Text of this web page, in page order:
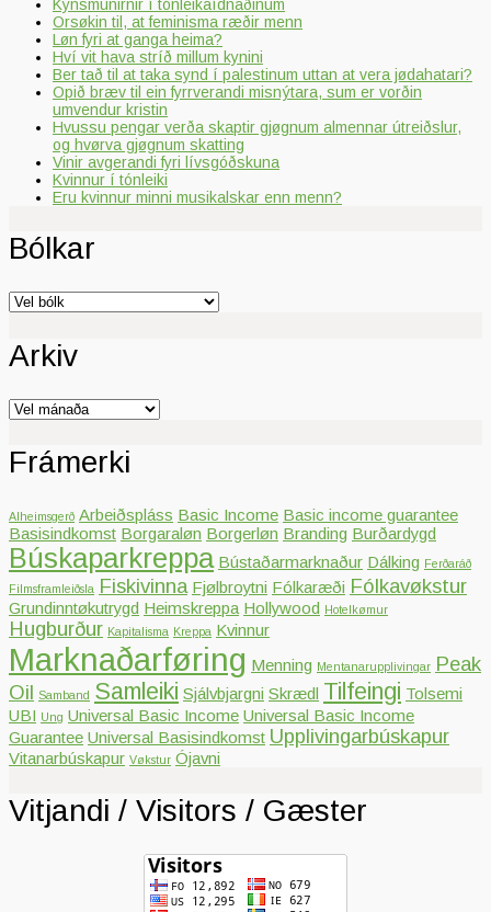
Kynsmunirnir í tónleikaídnaðinum
Orsøkin til, at feminisma ræðir menn
Løn fyri at ganga heima?
Hví vit hava stríð millum kynini
Ber tað til at taka synd í palestinum uttan at vera jødahatari?
Opið bræv til ein fyrrverandi misnýtara, sum er vorðin
umvendur kristin
Hvussu pengar verða skaptir gjøgnum almennar útreiðslur,
og hvørva gjøgnum skatting
Vinir avgerandi fyri lívsgóðskuna
Kvinnur í tónleiki
Eru kvinnur minni musikalskar enn menn?
Bólkar
Bólkar
Arkiv
Arkiv
Frámerki
Alheimsgerð Arbeiðspláss Basic Income Basic income guarantee
Basisindkomst Borgaraløn Borgerløn Branding Burðardygd
Búskaparkreppa Bústaðarmarknaður Dálking Ferðaráð
Filmsframleiðsla Fiskivinna Fjølbroytni Fólkaræði Fólkavøkstur
Grundinntøkutrygd Heimskreppa Hollywood Hotelkømur
Hugburður Kapitalisma Kreppa Kvinnur
Marknaðarføring Menning Mentanarupplivingar Peak
Oil Samband Samleiki Sjálvbjargni Skrædl Tilfeingi Tolsemi
UBI Ung Universal Basic Income Universal Basic Income
Guarantee Universal Basisindkomst Upplivingarbúskapur
Vitanarbúskapur Vøkstur Ójavni
Vitjandi / Visitors / Gæster